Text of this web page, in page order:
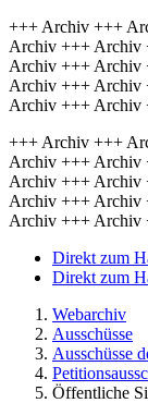
+++ Archiv +++
Archiv +++ Archiv
Archiv +++ Archiv
Archiv +++ Archiv
Archiv +++ Archiv
+++ Archiv +++
Archiv +++ Archiv
Archiv +++ Archiv
Archiv +++ Archiv
Archiv +++ Archiv
Direkt zum
Direkt zum
Webarchiv
Ausschüsse
Ausschüsse
Öffentliche